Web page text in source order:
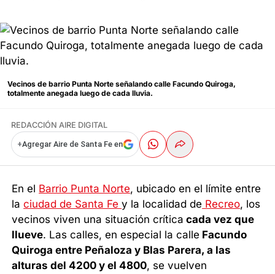
Vecinos de barrio Punta Norte señalando calle Facundo Quiroga,
totalmente anegada luego de cada lluvia.
REDACCIÓN AIRE DIGITAL
+Agregar Aire de Santa Fe en
En el Barrio Punta Norte, ubicado en el límite entre
laciudad de Santa Fey la localidad de Recreo, los
vecinos viven una situación crítica cada vez que
llueve. Las calles, en especial la calle Facundo
Quiroga entre Peñaloza y Blas Parera, a las
alturas del 4200 y el 4800, se vuelven